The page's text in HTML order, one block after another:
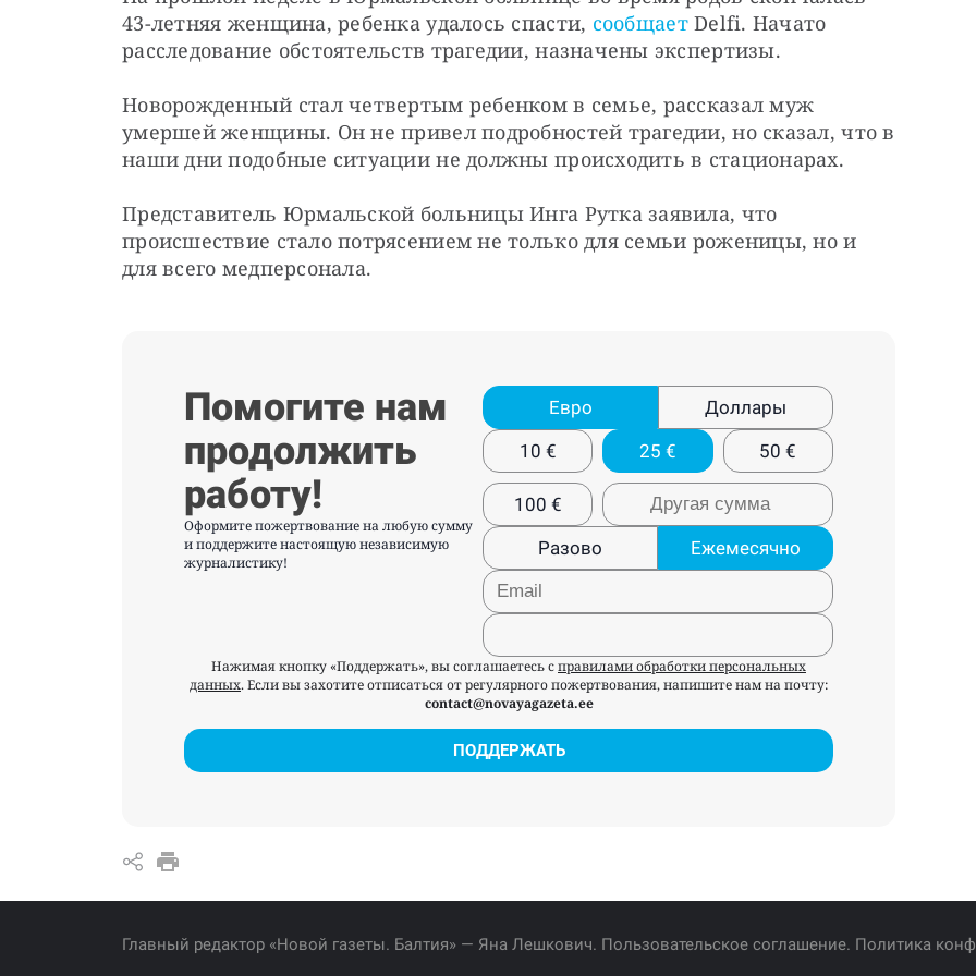
43-летняя женщина, ребенка удалось спасти, сообщает Delfi. Начато
расследование обстоятельств трагедии, назначены экспертизы.
Новорожденный стал четвертым ребенком в семье, рассказал муж
умершей женщины. Он не привел подробностей трагедии, но сказал, что в
наши дни подобные ситуации не должны происходить в стационарах.
Представитель Юрмальской больницы Инга Рутка заявила, что
происшествие стало потрясением не только для семьи роженицы, но и
для всего медперсонала.
Помогите нам
продолжить
работу!
Оформите пожертвование на любую сумму
и поддержите настоящую независимую
журналистику!
Евро
Доллары
10 € 25 € 50 €
100 €
Разово
Ежемесячно
Нажимая кнопку «Поддержать», вы соглашаетесь справилами обработки персональных
данных. Если вы захотите отписаться от регулярного пожертвования, напишите нам на почту:
contact@novayagazeta.ee
ПОДДЕРЖАТЬ
Главный редактор «Новой газеты. Балтия» — Яна Лешкович. Пользовательское соглашение. Политика